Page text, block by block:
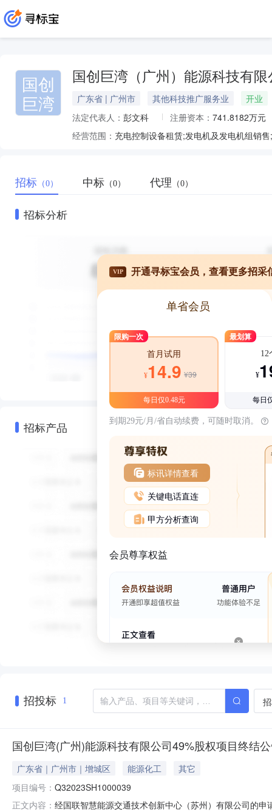
国创
巨湾
国创巨湾（广州）能源科技有限
广东省 | 广州市 其他科技推广服务业
开业
法定代表人： 彭文科 注册资本： 741.8182万元
经营范围：
招标 （0） 中标 （0） 代理 （0）
招标分析
招标产品
VIP 开通寻标宝会员，查看更多招采
单省会员
限购一次
首月试用
¥14.9 ¥39
每日仅0.48元
最划算
12
¥
每日
到期29元/月/省自动续费，可随时取消。
标讯详情查看
关键电话直连
甲方分析查询
会员尊享权益
招投标 1
国创巨湾(广州)能源科技有限公司49%股权项目终结
广东省｜广州市｜增城区 能源化工
其它
项目编号： Q32023SH1000039
正文内容： 经国联智慧能源交通技术创新中心（苏州）有限公司的